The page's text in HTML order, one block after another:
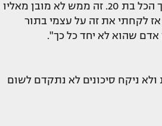
מיבנה לתל אביב, אני בסך הכל בת 20. זה ממש לא מובן מאליו
אז לקחתי את זה על עצמי בתור
אדם שהוא לא יחד כל כך".
ולא ניקח סיכונים לא נתקדם לשום